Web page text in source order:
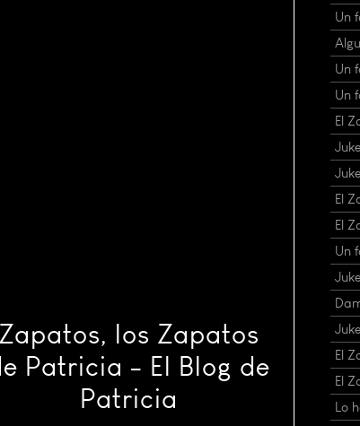
Zapatos, los Zapatos
Patricia - El Blog de
Patricia
Un
Un
Un
El
El
El
Un
El
El
Lo